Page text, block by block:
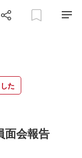
た
面会報告